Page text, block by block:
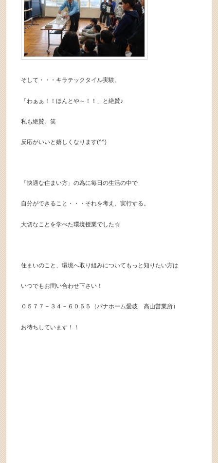
そして・・・キラテックタイル実験。
「わぁぁ！！ほんとや～！！」と絶賛♪
私も絶賛。笑
反応がいいと嬉しくなります(^^)
「快適な住まい方」の為に毎日の生活の中で
自分ができること・・・それを考え、実行する。
大切なことを学べた環境授業でした☆
住まいのこと、環境へ取り組みについてもっと知りたい方は
いつでもお問い合わせ下さい！
０５７７－３４－６０５５（パナホーム愛岐 高山営業所）
お待ちしています！！